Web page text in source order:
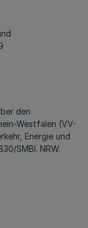
den
Westfalen (VV-
Energie und
SMBl. NRW.